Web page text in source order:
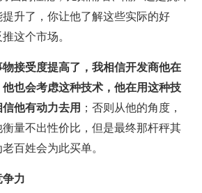
升了，你让他了解这些实际的好
这个市场。
接受度提高了，我相信开发商他在
也会考虑这种技术，他在用这种技
他有动力去用 ；否则从他的角度，
量不出性价比，但是最终那杆秤其
百姓会为此买单。
力